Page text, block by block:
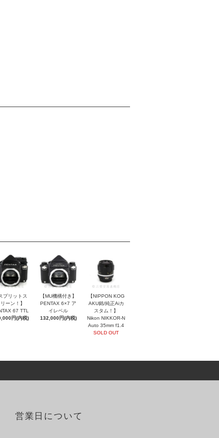
プリットス
ーン！】
67 TTL
円(内税)
【MU機構付き】
PENTAX 6×7 ア
イレベル
132,000円(内税)
【NIPPON KOG
AKU銘/純正Aiカ
スタム！】
Nikon NIKKOR-N
Auto 35mm f1.4
SOLD OUT
営業日について